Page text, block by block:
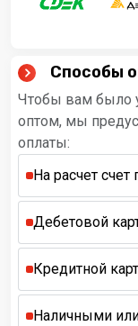
Способы
Чтобы вам было
оптом, мы
оплаты:
На расчет
Дебетовой
Кредитной
Наличными